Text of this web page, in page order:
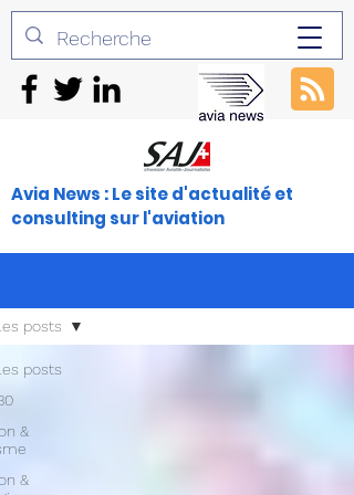
Avia News : Le site d'actualité et
consulting sur l'aviation
posts
&
&
posts